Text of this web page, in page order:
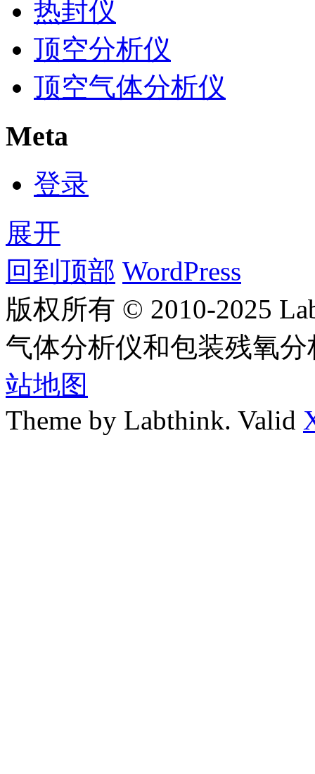
热封仪
顶空分析仪
顶空气体分析仪
Meta
登录
展开
回到顶部 WordPress
版权所有 © 2010-2025
气体分析仪和包装残氧
站地图
Theme by Labthink. Valid